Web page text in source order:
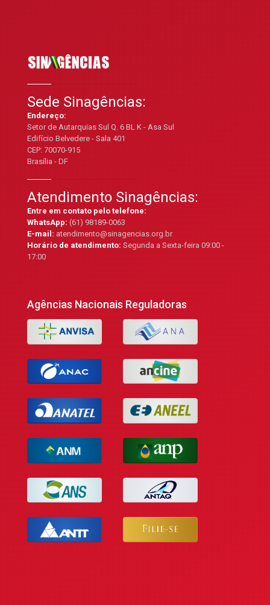
Sede Sinagências:
Endereço:
Setor de Autarquias Sul Q. 6 BL K - Asa Sul
Edifício Belvedere - Sala 401
CEP: 70070-915
Brasília - DF
Atendimento Sinagências:
Entre em contato pelo telefone:
WhatsApp:(61) 98189-0063
E-mail:atendimento@sinagencias.org.br
Horário de atendimento:Segunda a Sexta-feira 09:00 -
17:00
Agências Nacionais Reguladoras